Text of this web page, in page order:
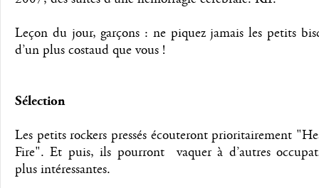
Leçon du jour, garçons : ne piquez jamais les petits
d’un plus costaud que vous !
Sélection
Les petits rockers pressés écouteront prioritairement
Fire". Et puis, ils pourront vaquer à d’autres
plus intéressantes.